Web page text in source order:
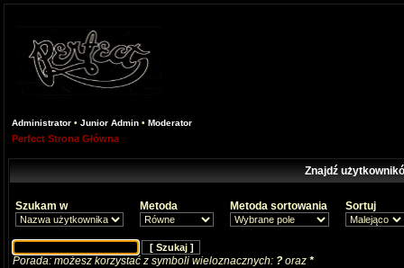
Administrator • Junior Admin • Moderator
Perfect Strona Główna
Znajdź
Szukam w Metoda Metoda sortowania Sortuj
Porada: możesz korzystać z symboli wieloznacznych: ? oraz *